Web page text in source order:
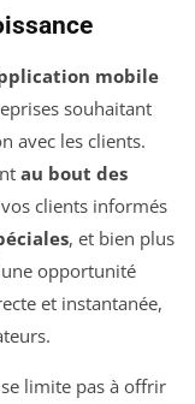
mobile
souhaitant
avec les clients.
au bout des
clients informés
, et bien plus
opportunité
et instantanée,
limite pas à offrir